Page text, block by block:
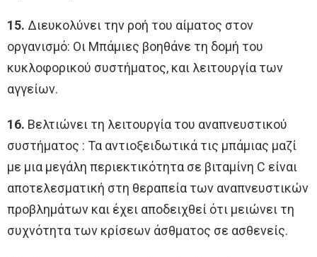
15. Διευκολύνει την ροή του αίματος στον
οργανισμό: Οι Μπάμιες βοηθάνε τη δομή του
κυκλοφορικού συστήματος, και λειτουργία των
αγγείων.
16. Βελτιώνει τη λειτουργία του αναπνευστικού
συστήματος : Τα αντιοξειδωτικά τις μπάμιας μαζί
με μια μεγάλη περιεκτικότητα σε βιταμίνη C είναι
αποτελεσματική στη θεραπεία των αναπνευστικών
προβλημάτων και έχει αποδειχθεί ότι μειώνει τη
συχνότητα των κρίσεων άσθματος σε ασθενείς.